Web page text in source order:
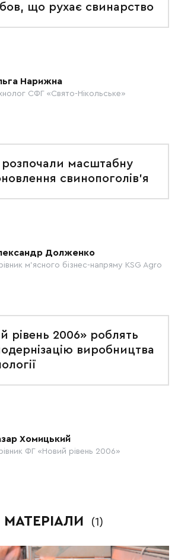
що рухає свинарство
Нарижна
СФГ «Свято-Нікольське»
розпочали масштабну
свинопоголів’я
Долженко
м’ясного бізнес-напряму KSG Agro
рівень 2006» роблять
виробництва
Хомицький
ФГ «Новий рівень 2006»
(1)